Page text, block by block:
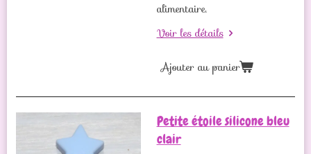
alimentaire.
Voir les détails
Ajouter au panier
Petite étoile silicone bleu
clair